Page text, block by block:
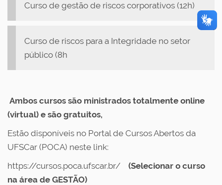
Curso de gestão de riscos corporativos (12h)
Curso de riscos para a Integridade no setor
público (8h
Ambos cursos são ministrados totalmente online
(virtual) e são gratuitos,
Estão disponíveis no Portal de Cursos Abertos da
UFSCar (POCA) neste link:
https://cursos.poca.ufscar.br/ (Selecionar o curso
na área de GESTÃO)